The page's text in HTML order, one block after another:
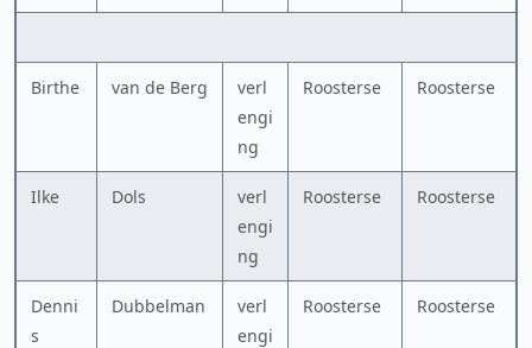
Birthe van de Berg
verl
engi
ng
Roosterse Roosterse
Ilke Dols
verl
engi
ng
Roosterse Roosterse
Denni
s
Dubbelman
verl
engi
Roosterse Roosterse